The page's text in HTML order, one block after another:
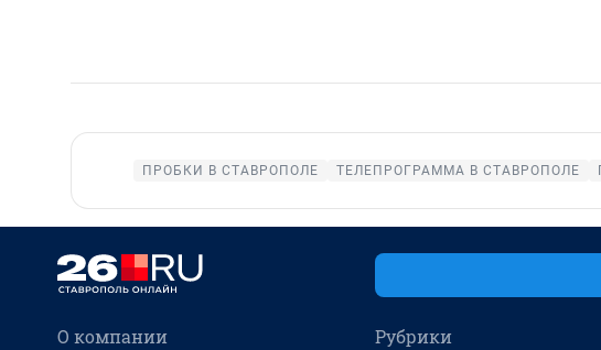
ПРОБКИ В СТАВРОПОЛЕ ТЕЛЕПРОГРАММА В СТАВРОПОЛЕ
О компании Рубрики